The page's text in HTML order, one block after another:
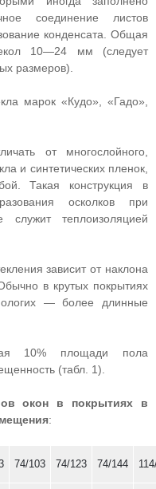
соединение листов
конденсата. Общая
10—24 мм (следует
размеров).
марок «Кудо», «Гадо»,
от многослойного,
и синтетических пленок,
Такая конструкция в
осколков при
теплоизоляцией
зависит от наклона
в крутых покрытиях
— более длинные
10% площади пола
(табл. 1).
окон в покрытиях в
:
74/103 74/123 74/144